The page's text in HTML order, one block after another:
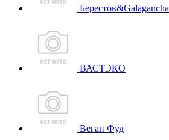
Берестов&Galagancha
ВАСТЭКО
Веган Фуд